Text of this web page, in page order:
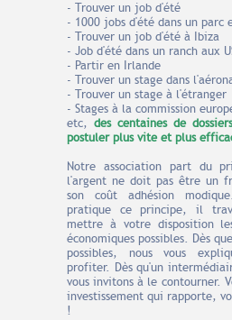
- Trouver un job d'été
- 1000 jobs d'été dans un parc
- Trouver un job d'été à Ibiza
- Job d'été dans un ranch aux
- Partir en Irlande
- Trouver un stage dans
- Trouver un stage à l'étranger
- Stages à la commission
etc, des centaines de
postuler plus vite et plus
Notre association part du
l'argent ne doit pas être un
son coût adhésion
pratique ce principe, il
mettre à votre disposition
économiques possibles. Dès
possibles, nous vous
profiter. Dès qu'un
vous invitons à le contourner.
investissement qui rapporte,
!